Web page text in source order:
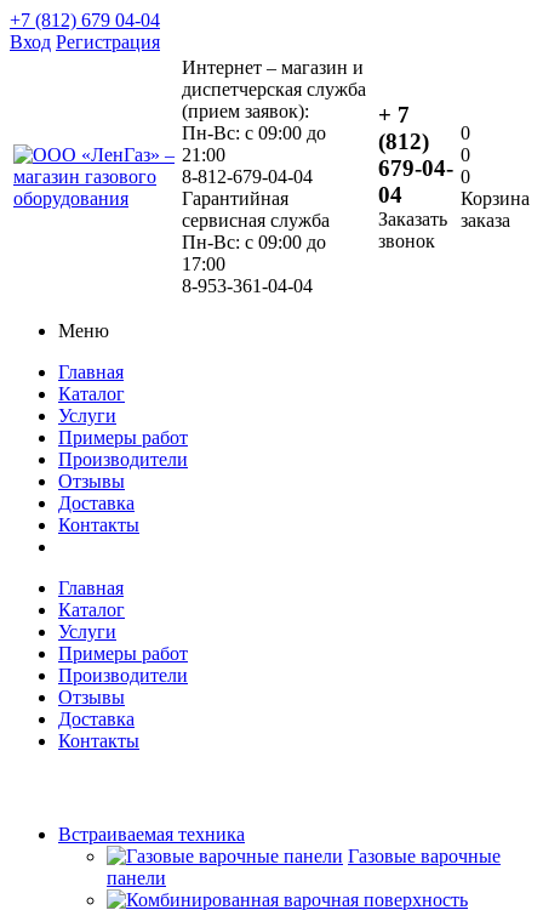
+7 (812) 679 04-04
Вход Регистрация
Интернет – магазин и
диспетчерская служба
(прием заявок):
Пн-Вс: с 09:00 до
21:00
8-812-679-04-04
Гарантийная
сервисная служба
Пн-Вс: с 09:00 до
17:00
8-953-361-04-04
+ 7
(812)
679-04-
04
Заказать
звонок
0
0
0
Корзина
заказа
Меню
Главная
Каталог
Услуги
Примеры работ
Производители
Отзывы
Доставка
Контакты
Главная
Каталог
Услуги
Примеры работ
Производители
Отзывы
Доставка
Контакты
Встраиваемая техника
Газовые варочные
панели